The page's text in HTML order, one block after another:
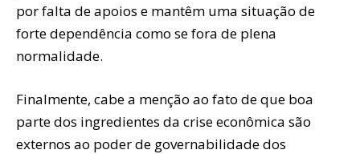
por falta de apoios e mantêm uma situação de
forte dependência como se fora de plena
normalidade.
Finalmente, cabe a menção ao fato de que boa
parte dos ingredientes da crise econômica são
externos ao poder de governabilidade dos